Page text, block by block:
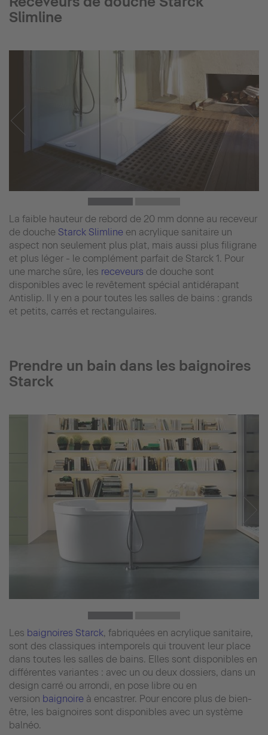
Slimline
La faible hauteur de rebord de 20 mm donne au receveur
de douche Starck Slimline en acrylique sanitaire un
aspect non seulement plus plat, mais aussi plus filigrane
et plus léger - le complément parfait de Starck 1. Pour
une marche sûre, les receveurs de douche sont
disponibles avec le revêtement spécial antidérapant
Antislip. Il y en a pour toutes les salles de bains : grands
et petits, carrés et rectangulaires.
Prendre un bain dans les baignoires
Starck
Les baignoires Starck, fabriquées en acrylique sanitaire,
sont des classiques intemporels qui trouvent leur place
dans toutes les salles de bains. Elles sont disponibles en
différentes variantes : avec un ou deux dossiers, dans un
design carré ou arrondi, en pose libre ou en
version baignoire à encastrer. Pour encore plus de bien-
être, les baignoires sont disponibles avec un système
balnéo.